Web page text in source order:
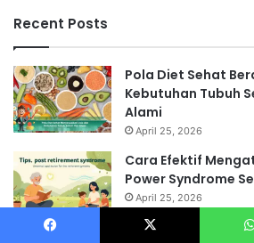
Recent Posts
Pola Diet Sehat
Kebutuhan Tubuh
Alami
April 25, 2026
Cara Efektif
Power Syndrome
April 25, 2026